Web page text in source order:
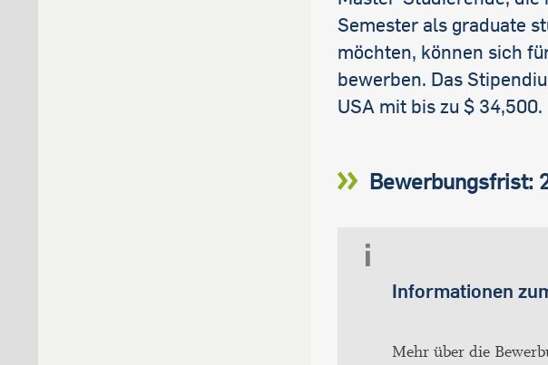
Semester als graduate
möchten, können sich
bewerben. Das
USA mit bis zu $ 34,500.
Bewerbungsfrist:
Informationen
Mehr über die